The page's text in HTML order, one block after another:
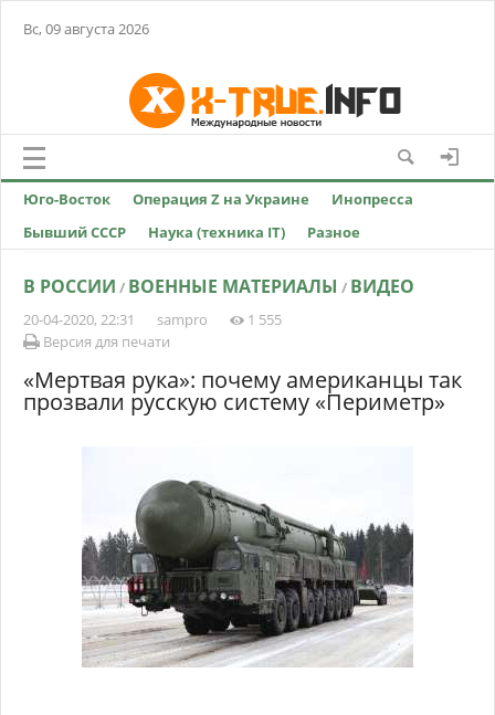
Вс, 09 августа 2026
Юго-Восток Операция Z на Украине
Инопресса
Бывший СССР
Наука (техника IT) Разное
В РОССИИ / ВОЕННЫЕ МАТЕРИАЛЫ / ВИДЕО
20-04-2020, 22:31 sampro
1 555
Версия для печати
«Мертвая рука»: почему американцы так
прозвали русскую систему «Периметр»